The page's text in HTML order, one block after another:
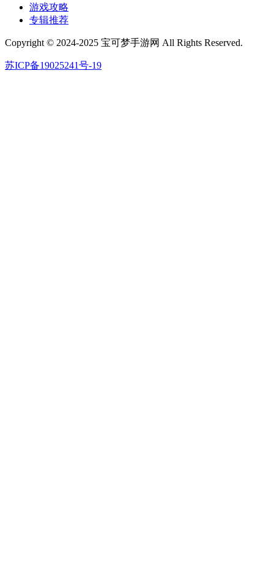
游戏攻略
专辑推荐
Copyright © 2024-2025 宝可梦手游网 All Rights Reserved.
苏ICP备19025241号-19